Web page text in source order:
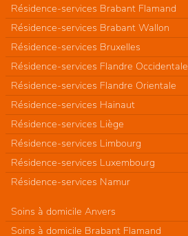
Résidence-services Brabant Flamand
Résidence-services Brabant Wallon
Résidence-services Bruxelles
Résidence-services Flandre Occidentale
Résidence-services Flandre Orientale
Résidence-services Hainaut
Résidence-services Liège
Résidence-services Limbourg
Résidence-services Luxembourg
Résidence-services Namur
Soins à domicile Anvers
Soins à domicile Brabant Flamand